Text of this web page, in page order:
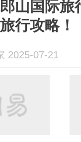
山国际
行攻略！
2025-07-21